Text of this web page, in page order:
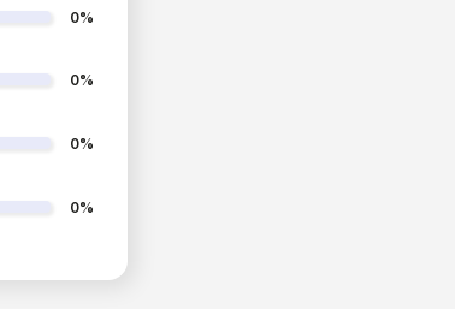
0%
0%
0%
0%